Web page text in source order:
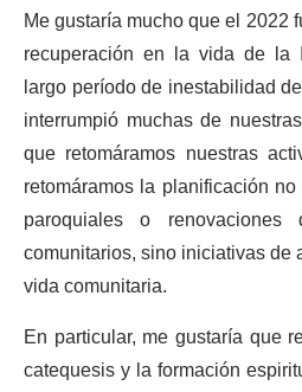
Me gustaría mucho que el 2022
recuperación en la vida de la
largo período de inestabilidad
interrumpió muchas de
que retomáramos nuestras
retomáramos la planificación
paroquiales o
comunitarios, sino iniciativas de
vida comunitaria.
En particular, me gustaría que
catequesis y la formación